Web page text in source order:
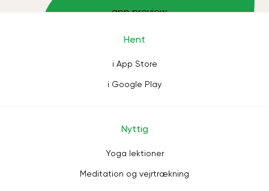
Hent
i App Store
i Google Play
Nyttig
Yoga lektioner
Meditation og vejrtrækning